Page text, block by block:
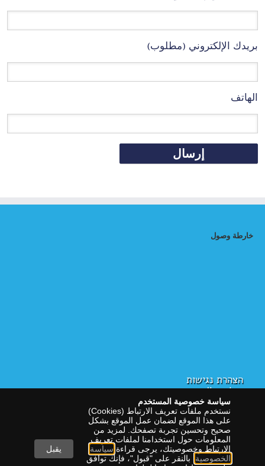
بريدك الإلكتروني (مطلوب)
الهاتف
خارطة وصول
הצהרת נגישות
سياسة الخصوصية
سياسة خصوصية المستخدم
نستخدم ملفات تعريف الارتباط (Cookies)
على هذا الموقع لضمان عمل الموقع بشكل
صحيح وتحسين تجربة تصفحك. لمزيد من
المعلومات حول استخدامنا لملفات تعريف
الارتباط وخصوصيتك، يرجى قراءة سياسة
الخصوصية . بالنقر على "قبول"، فإنك توافق
يقبل